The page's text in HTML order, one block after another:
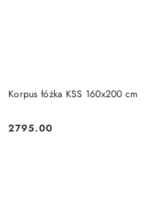
Korpus łóżka KSS 160x200 cm
Cena:
2795.00